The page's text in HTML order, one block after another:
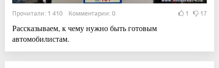
Прочитали: 1 410 Комментарии: 0 1 17
Рассказываем, к чему нужно быть готовым
автомобилистам.